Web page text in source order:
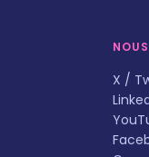
X /